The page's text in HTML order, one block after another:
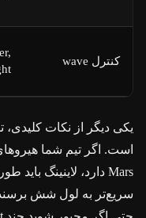
کنترل wave